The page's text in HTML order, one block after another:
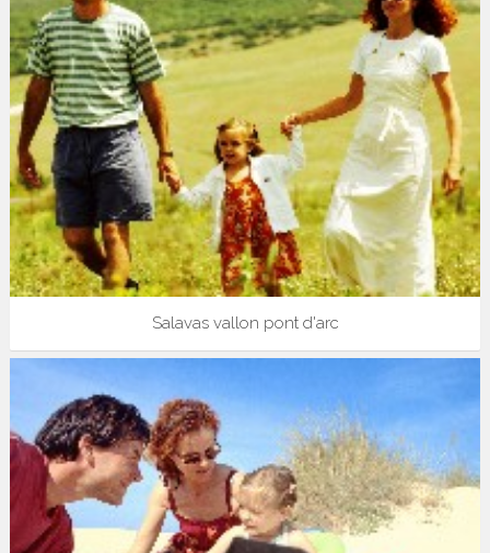
Salavas vallon pont d'arc